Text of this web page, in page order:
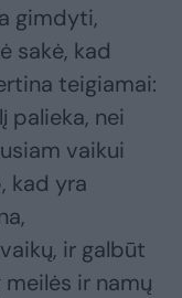
gimdyti,
sakė, kad
teigiamai:
palieka, nei
vaikui
kad yra
ir galbūt
ir namų